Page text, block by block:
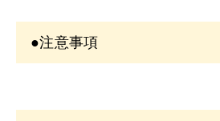
うにまつげの根元にたっぷり塗りま
メイクをされる場合は、美容液が乾
●注意事項
・写真のイメージと実物とは色、